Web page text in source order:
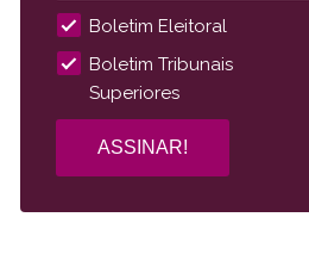
Boletim Eleitoral
Boletim Tribunais
Superiores